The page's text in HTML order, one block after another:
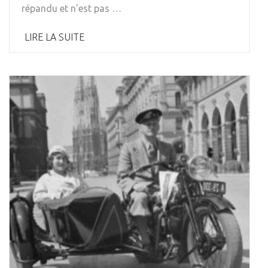
répandu et n’est pas …
LIRE LA SUITE